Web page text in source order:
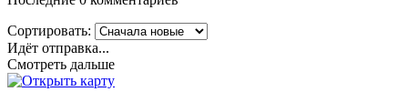
Сортировать:
Идёт отправка...
Смотреть дальше